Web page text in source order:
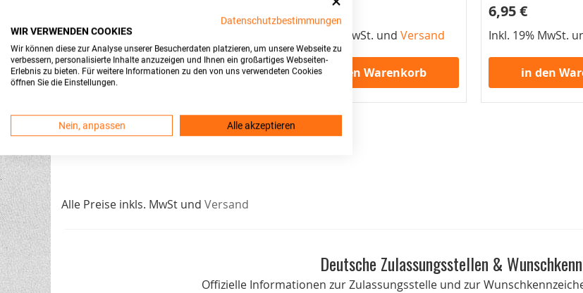
Versand Inkl. 19% MwSt. und
in den Warenkorb
Inkl. 19% MwSt. und Versand
in den Warenkorb
6,95 €
Inkl. 19% MwSt.
in den
Alle Preise inkls. MwSt und Versand
Deutsche Zulassungsstellen &
Offizielle Informationen zur Zulassungsstelle und zur
Datenschutzbestimmungen
WIR VERWENDEN COOKIES
Wir können diese zur Analyse unserer Besucherdaten platzieren, um unsere Webseite zu
verbessern, personalisierte Inhalte anzuzeigen und Ihnen ein großartiges Webseiten-
Erlebnis zu bieten. Für weitere Informationen zu den von uns verwendeten Cookies
öffnen Sie die Einstellungen.
Nein, anpassen Alle akzeptieren